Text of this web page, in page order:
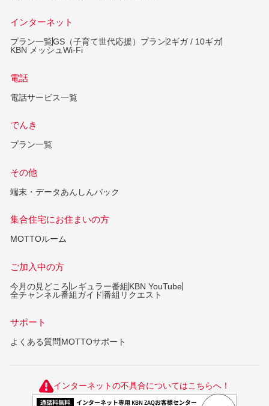
インターネット
プラン一覧GS（子育て世代応援）プラン2ギガ / 10ギガ
KBN メッシュWi-Fi
電話
電話サービス一覧
でんき
プラン一覧
その他
端末・データあんしんパック
集合住宅にお住まいの方
MOTTOルーム
ご加入中の方
今月の見どころ レギュラー番組 KBN YouTube
全チャンネル番組ガイド番組リクエスト
サポート
よくある質問 MOTTOサポート
インターネットの不具合についてはこちらへ！